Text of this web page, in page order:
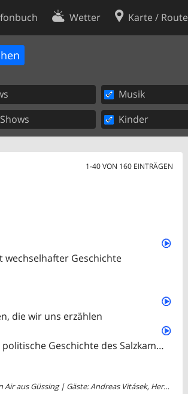
Wetter Karte / Route
Musik
Kinder
1-40 VON 160 EINTRÄGEN
Geschichte
die wir uns erzählen
Berge, Seen und Partisanen – Eine politische Geschichte des Salzkammerguts
Kabarett unter Sternen: Die Tafelrunde Open Air aus Güssing | Gäste: Andreas Vitásek, Herbert Steinböck, Eva Maria Marold, Gudrun Nikodem-Eichenhard
Datenschutzerklärung